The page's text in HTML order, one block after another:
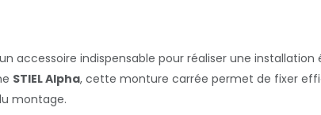
accessoire indispensable pour réaliser une
STIEL Alpha, cette monture carrée permet de fixer
montage.